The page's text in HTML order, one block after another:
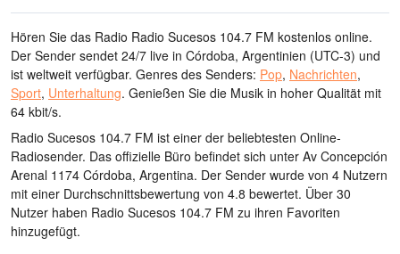
Hören Sie das Radio Radio Sucesos 104.7 FM kostenlos online.
Der Sender sendet 24/7 live in Córdoba, Argentinien (UTC-3) und
ist weltweit verfügbar. Genres des Senders: Pop, Nachrichten,
Sport, Unterhaltung. Genießen Sie die Musik in hoher Qualität mit
64 kbit/s.
Radio Sucesos 104.7 FM ist einer der beliebtesten Online-
Radiosender. Das offizielle Büro befindet sich unter Av Concepción
Arenal 1174 Córdoba, Argentina. Der Sender wurde von 4 Nutzern
mit einer Durchschnittsbewertung von 4.8 bewertet. Über 30
Nutzer haben Radio Sucesos 104.7 FM zu ihren Favoriten
hinzugefügt.